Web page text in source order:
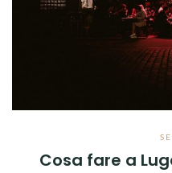
Cosa fare a